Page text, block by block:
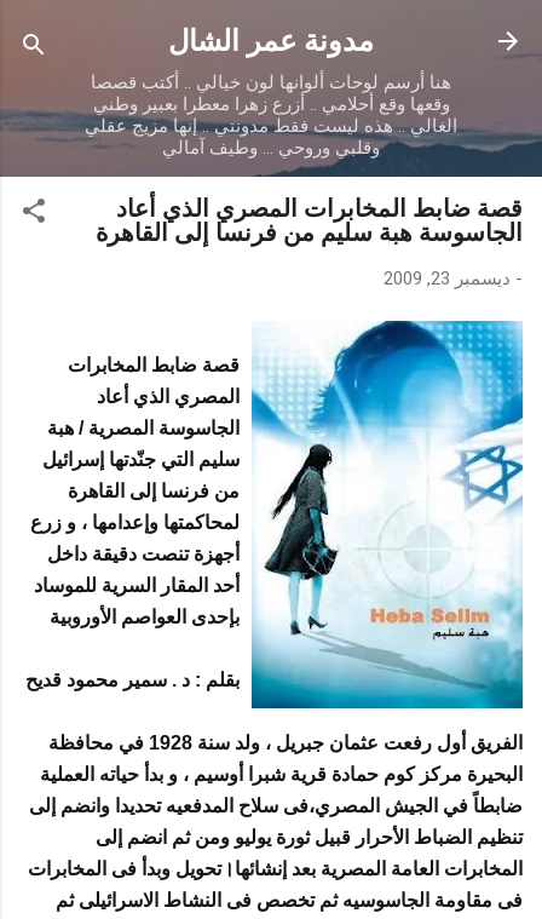
التخطي إلى المحتوى الرئيسي
مدونة عمر الشال
هنا أرسم لوحات ألوانها لون خيالي .. أكتب قصصا
وقعها وقع أحلامي .. أزرع زهرا معطرا بعبير وطني
الغالي .. هذه ليست فقط مدونتي .. إنها مزيج عقلي
وقلبي وروحي ... وطيف آمالي
قصة ضابط المخابرات المصري الذي أعاد
الجاسوسة هبة سليم من فرنسا إلى القاهرة
- ديسمبر 23, 2009
قصة ضابط المخابرات
المصري الذي أعاد
الجاسوسة المصرية / هبة
سليم التي جنّدتها إسرائيل
من فرنسا إلى القاهرة
لمحاكمتها وإعدامها ، و زرع
أجهزة تنصت دقيقة داخل
أحد المقار السرية للموساد
بإحدى العواصم الأوروبية
بقلم : د . سمير محمود قديح
الفريق أول رفعت عثمان جبريل ، ولد سنة 1928 في محافظة
البحيرة مركز كوم حمادة قرية شبرا أوسيم ، و بدأ حياته العملية
ضابطاً في الجيش المصري،فى سلاح المدفعيه تحديدا وانضم إلى
تنظيم الضباط الأحرار قبيل ثورة يوليو ومن ثم انضم إلى
المخابرات العامة المصرية بعد إنشائها।تحويل وبدأ فى المخابرات
فى مقاومة الجاسوسيه ثم تخصص فى النشاط الاسرائيلى ثم